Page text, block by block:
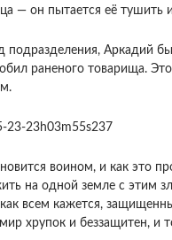
— он пытается её
подразделения, Аркадий
раненого товарища.
воином, и как это
на одной земле с этим
всем кажется,
хрупок и беззащитен, и